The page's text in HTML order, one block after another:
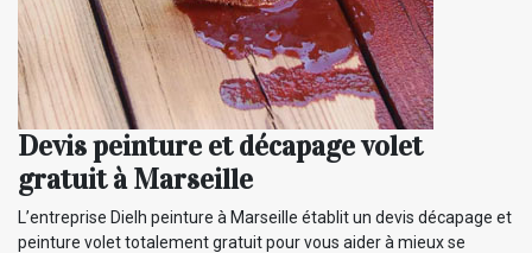
Devis peinture et décapage volet
gratuit à Marseille
L’entreprise Dielh peinture à Marseille établit un devis décapage et
peinture volet totalement gratuit pour vous aider à mieux se